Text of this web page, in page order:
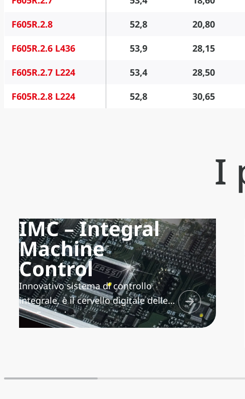
F605R.2.8
52,8 20,80
F605R.2.6 L436
53,9 28,15
F605R.2.7 L224
53,4 28,50
F605R.2.8 L224
52,8 30,65
I
IMC – Integral
Machine
Control
Innovativo sistema di controllo
integrale, è il cervello digitale delle
gru Fassi che, attraverso
un’elettronica sofisticata, coordina e